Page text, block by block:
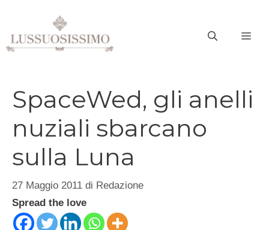
contenuto
SpaceWed, gli anelli
nuziali sbarcano
sulla Luna
27 Maggio 2011 di Redazione
Spread the love